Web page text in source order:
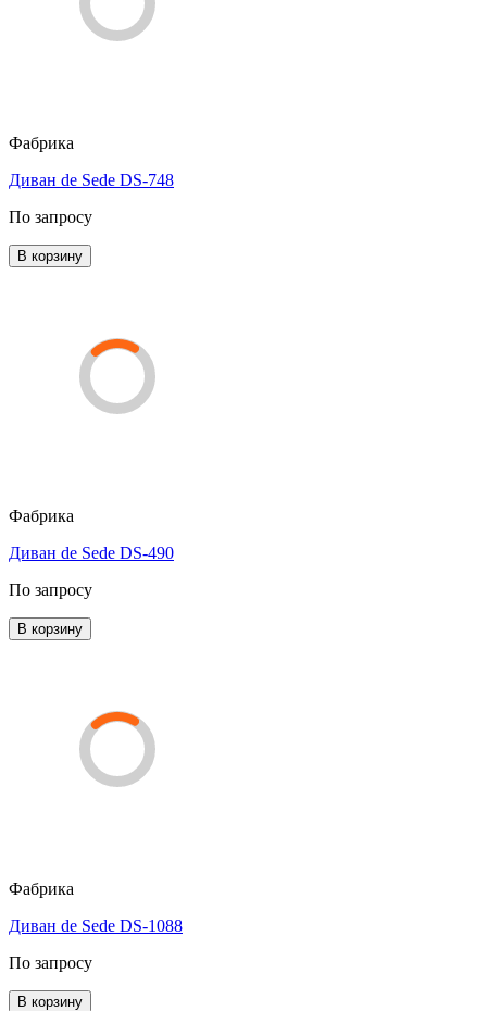
Фабрика
Диван de Sede DS-748
По запросу
В корзину
Фабрика
Диван de Sede DS-490
По запросу
В корзину
Фабрика
Диван de Sede DS-1088
По запросу
В корзину